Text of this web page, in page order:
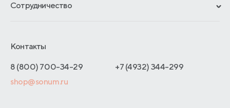
Отзывы покупателей
Обмен и возврат
Как оформить заказ
Адреса магазинов
Договор-оферты
Сотрудничество
Отельерам
Оптовые продажи
Контакты
8 (800) 700-34-29
+7 (4932) 344-299
shop@sonum.ru